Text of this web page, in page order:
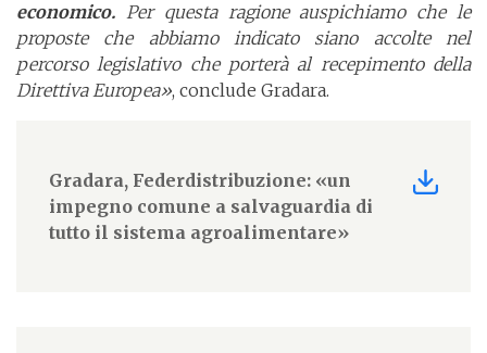
economico. Per questa ragione auspichiamo che le
proposte che abbiamo indicato siano accolte nel
percorso legislativo che porterà al recepimento della
Direttiva Europea», conclude Gradara.
Gradara, Federdistribuzione: «un
impegno comune a salvaguardia di
tutto il sistema agroalimentare»